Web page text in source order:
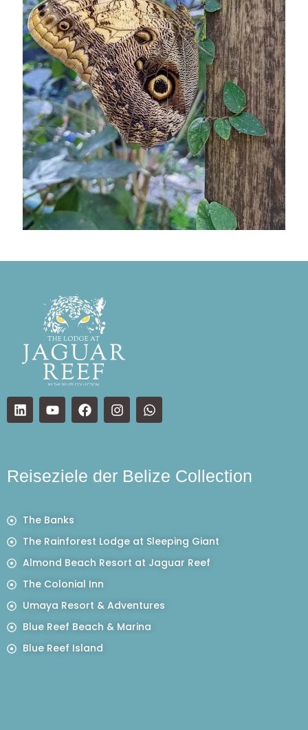
Reiseziele der Belize Collection
The Banks
The Rainforest Lodge at Sleeping Giant
Almond Beach Resort at Jaguar Reef
The Colonial Inn
Umaya Resort & Adventures
Blue Reef Beach & Marina
Blue Reef Island